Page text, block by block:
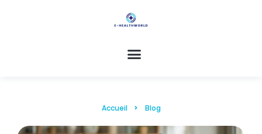
Accueil Blog